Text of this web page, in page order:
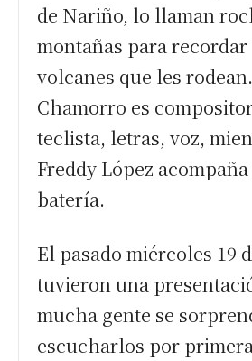
de Nariño, lo llaman
montañas para recordar
volcanes que les
Chamorro es
teclista, letras, voz,
Freddy López
batería.
El pasado miércoles 19
tuvieron una
mucha gente se
escucharlos por